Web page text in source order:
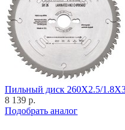
Пильный диск 260X2.5/
8 139 р.
Подобрать аналог